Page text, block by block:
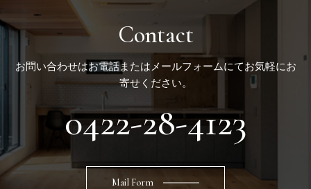
Contact
お問い合わせはお電話またはメールフォームにてお気軽にお
寄せください。
0422-28-4123
Mail Form